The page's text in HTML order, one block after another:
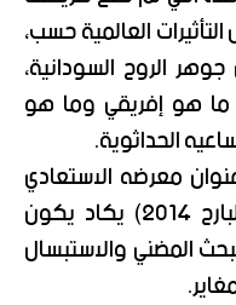
العالمية حسب،
الروح السودانية،
هو إفريقي وما هو
الحداثوية.
معرضه الاستعادي
الذي أقامه في البحرين (قاعة البارح 2014) يكاد يكون
المضني والاستبسال